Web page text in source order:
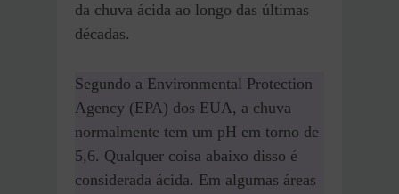
da chuva ácida ao longo das últimas
décadas.
Segundo a Environmental Protection
Agency (EPA) dos EUA, a chuva
normalmente tem um pH em torno de
5,6. Qualquer coisa abaixo disso é
considerada ácida. Em algumas áreas